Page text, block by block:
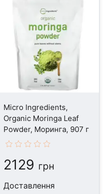
Micro Ingredients,
Organic Moringa Leaf
Powder, Моринга, 907 г
2129 грн
Доставлення